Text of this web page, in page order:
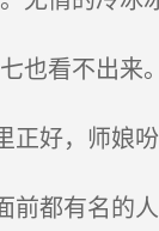
看不出来。
好，师娘
都有名的